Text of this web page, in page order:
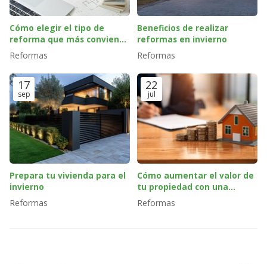
Cómo elegir el tipo de
reforma que más conviene
a tu hogar
Reformas
Beneficios de realizar
reformas en invierno
Reformas
17
sep
Prepara tu vivienda para el
invierno
Reformas
22
jul
Cómo aumentar el valor de
tu propiedad con una
reforma integral
Reformas